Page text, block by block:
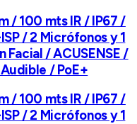
/ 100 mts IR / IP67 /
/ 2 Micrófonos y 1
/ ACUSENSE /
/ PoE+
/ 100 mts IR / IP67 /
/ 2 Micrófonos y 1